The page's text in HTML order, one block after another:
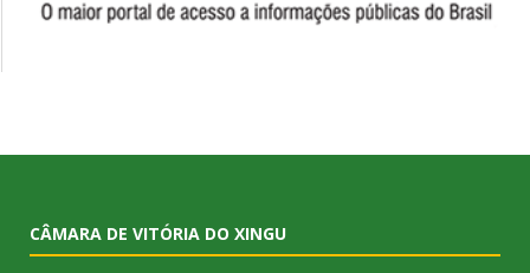
CÂMARA DE VITÓRIA DO XINGU